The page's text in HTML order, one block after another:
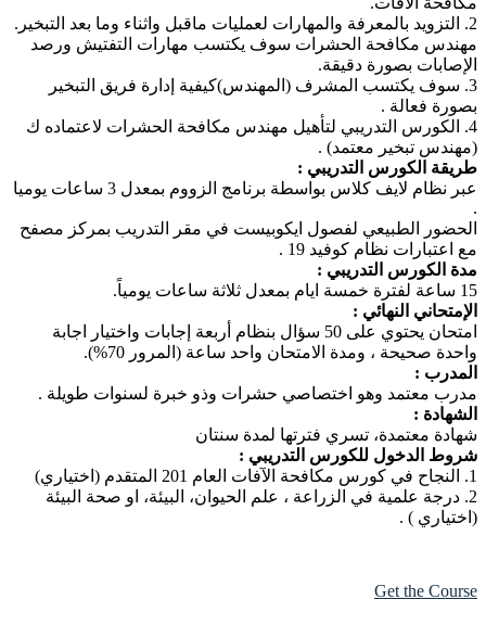
2. التزويد بالمعرفة والمهارات لعمليات ماقبل واثناء وما بعد التبخير.
مهندس مكافحة الحشرات سوف يكتسب مهارات التفتيش ورصد
الإصابات بصورة دقيقة.
3. سوف يكتسب المشرف (المهندس)كيفية إدارة فريق التبخير
بصورة فعالة .
4. الكورس التدريبي لتأهيل مهندس مكافحة الحشرات لاعتماده ك
(مهندس تبخير معتمد) .
طريقة الكورس التدريبي :
عبر نظام لايف كلاس بواسطة برنامج الزووم بمعدل 3 ساعات يوميا
.
الحضور الطبيعي لفصول ايكوبيست في مقر التدريب بمركز مصفح
مع اعتبارات نظام كوفيد 19 .
مدة الكورس التدريبي :
15 ساعة لفترة خمسة ايام بمعدل ثلاثة ساعات يومياً.
الإمتحاني النهائي :
امتحان يحتوي على 50 سؤال بنظام أربعة إجابات واختيار اجابة
واحدة صحيحة ، ومدة الامتحان واحد ساعة (المرور 70%).
المدرب :
مدرب معتمد وهو اختصاصي حشرات وذو خبرة لسنوات طويلة .
الشهادة :
شهادة معتمدة، تسري فترتها لمدة سنتان
شروط الدخول للكورس التدريبي :
1. النجاح في كورس مكافحة الآفات العام 201 المتقدم (اختياري)
2. درجة علمية في الزراعة ، علم الحيوان، البيئة، او صحة البيئة
(اختياري ) .
Get the Course